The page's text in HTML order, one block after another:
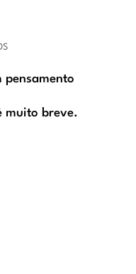
pensamento
muito breve.